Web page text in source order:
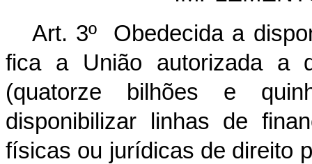
Art. 3º Obedecida a
fica a União autorizada a
(quatorze bilhões e
disponibilizar linhas de
físicas ou jurídicas de direito